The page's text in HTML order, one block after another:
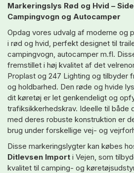
Markeringslys Rød og Hvid –
Campingvogn og Autocamper
Opdag vores udvalg af moderne og
i rød og hvid, perfekt designet til
campingvogn, autocamper m.fl.
fremstillet i høj kvalitet af det
Proplast og 247 Lighting og tilbyder
og holdbarhed. Den røde og hvide
dit køretøj er let genkendeligt og
trafiksikkerhedskrav. Ideelle til både
med deres robuste konstruktion er
brug under forskellige vej- og
Disse markeringslygter kan købes
Ditlevsen Import i Vejen, som
kvalitet til camping- og